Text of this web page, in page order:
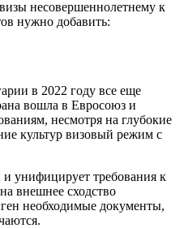
несовершеннолетнему к
нужно добавить:
в 2022 году все еще
вошла в Евросоюз и
несмотря на глубокие
культур визовый режим с
унифицирует требования к
внешнее сходство
необходимые документы,